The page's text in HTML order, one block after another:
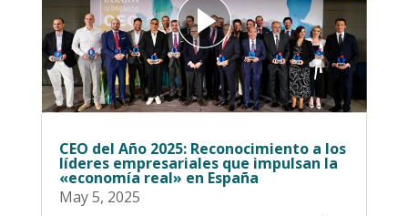
CEO del Año 2025: Reconocimiento a los
líderes empresariales que impulsan la
«economía real» en España
May 5, 2025